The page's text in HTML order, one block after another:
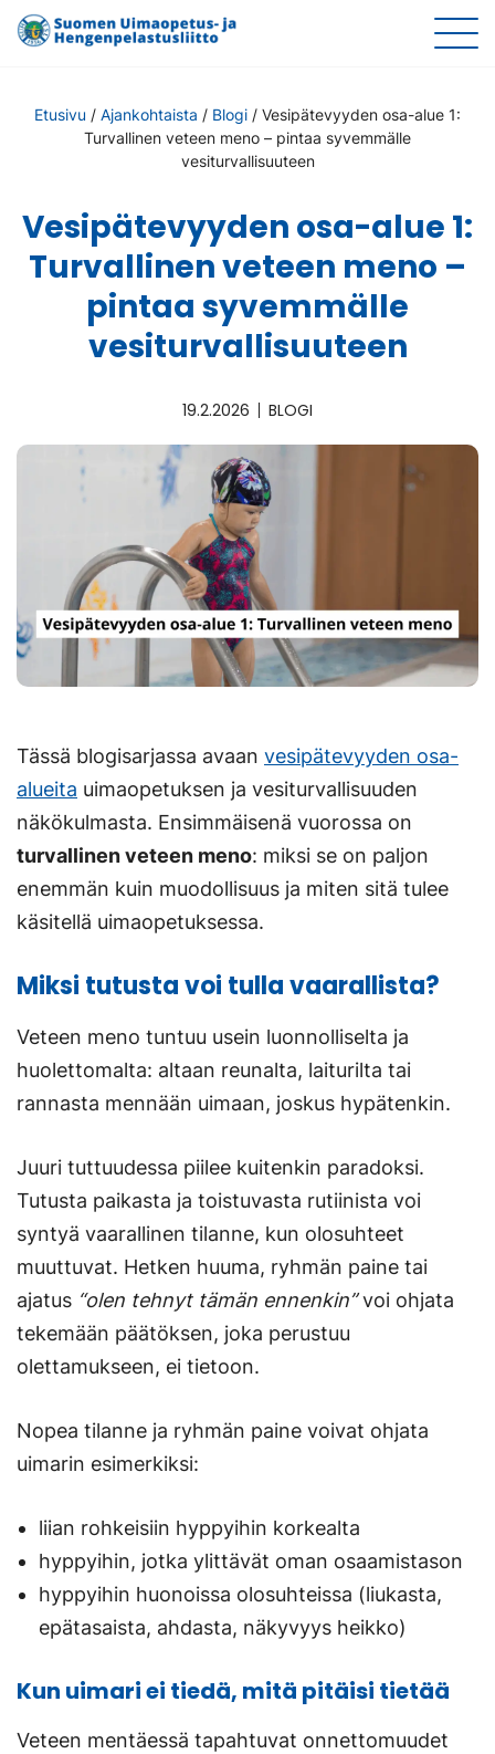
Etusivu / Ajankohtaista / Blogi / Vesipätevyyden osa-alue 1:
Turvallinen veteen meno – pintaa syvemmälle
vesiturvallisuuteen
Vesipätevyyden osa-alue 1:
Turvallinen veteen meno –
pintaa syvemmälle
vesiturvallisuuteen
19.2.2026 BLOGI
Tässä blogisarjassa avaan vesipätevyyden osa-
alueita uimaopetuksen ja vesiturvallisuuden
näkökulmasta. Ensimmäisenä vuorossa on
turvallinen veteen meno: miksi se on paljon
enemmän kuin muodollisuus ja miten sitä tulee
käsitellä uimaopetuksessa.
Miksi tutusta voi tulla vaarallista?
Veteen meno tuntuu usein luonnolliselta ja
huolettomalta: altaan reunalta, laiturilta tai
rannasta mennään uimaan, joskus hypätenkin.
Juuri tuttuudessa piilee kuitenkin paradoksi.
Tutusta paikasta ja toistuvasta rutiinista voi
syntyä vaarallinen tilanne, kun olosuhteet
muuttuvat. Hetken huuma, ryhmän paine tai
ajatus “olen tehnyt tämän ennenkin”voi ohjata
tekemään päätöksen, joka perustuu
olettamukseen, ei tietoon.
Nopea tilanne ja ryhmän paine voivat ohjata
uimarin esimerkiksi:
liian rohkeisiin hyppyihin korkealta
hyppyihin, jotka ylittävät oman osaamistason
hyppyihin huonoissa olosuhteissa (liukasta,
epätasaista, ahdasta, näkyvyys heikko)
Kun uimari ei tiedä, mitä pitäisi tietää
Veteen mentäessä tapahtuvat onnettomuudet